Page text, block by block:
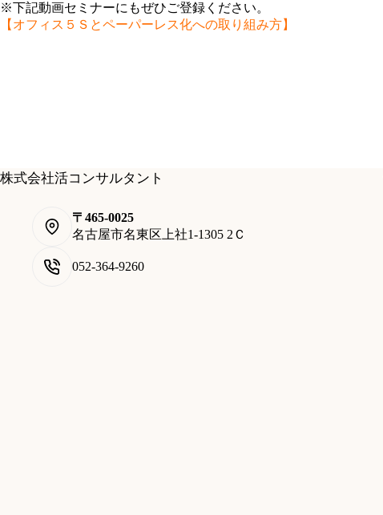
※下記動画セミナーにもぜひご登録ください。
【オフィス５Ｓとペーパーレス化への取り組み方】
株式会社活コンサルタント
〒465-0025
名古屋市名東区上社1-1305 2Ｃ
052-364-9260